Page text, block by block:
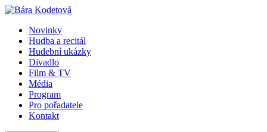
Novinky
Hudba a recitál
Hudební ukázky
Divadlo
Film & TV
Média
Program
Pro pořadatele
Kontakt